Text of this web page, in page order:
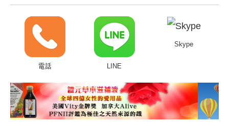
公司簡介
最新優惠
商品分類&線上購買
常見問題
客戶付費回傳
電話 LINE
Skype